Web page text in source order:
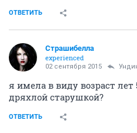
ОТВЕТИТЬ
Страшибелла
experienced
02 сентября 2015
я имела в виду возраст лет
дряхлой старушкой?
ОТВЕТИТЬ